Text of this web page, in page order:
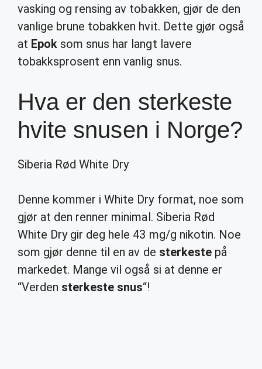
vasking og rensing av tobakken, gjør de den
vanlige brune tobakken hvit. Dette gjør også
at Epok som snus har langt lavere
tobakksprosent enn vanlig snus.
Hva er den sterkeste
hvite snusen i Norge?
Siberia Rød White Dry
Denne kommer i White Dry format, noe som
gjør at den renner minimal. Siberia Rød
White Dry gir deg hele 43 mg/g nikotin. Noe
som gjør denne til en av de sterkestepå
markedet. Mange vil også si at denne er
“Verden sterkeste snus“!